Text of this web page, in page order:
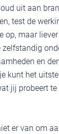
uit aan
test de
op, maar
en
kunt het
jij probeert
er van om